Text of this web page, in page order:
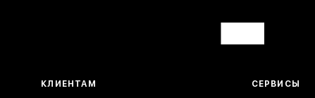
КЛИЕНТАМ СЕРВИСЫ